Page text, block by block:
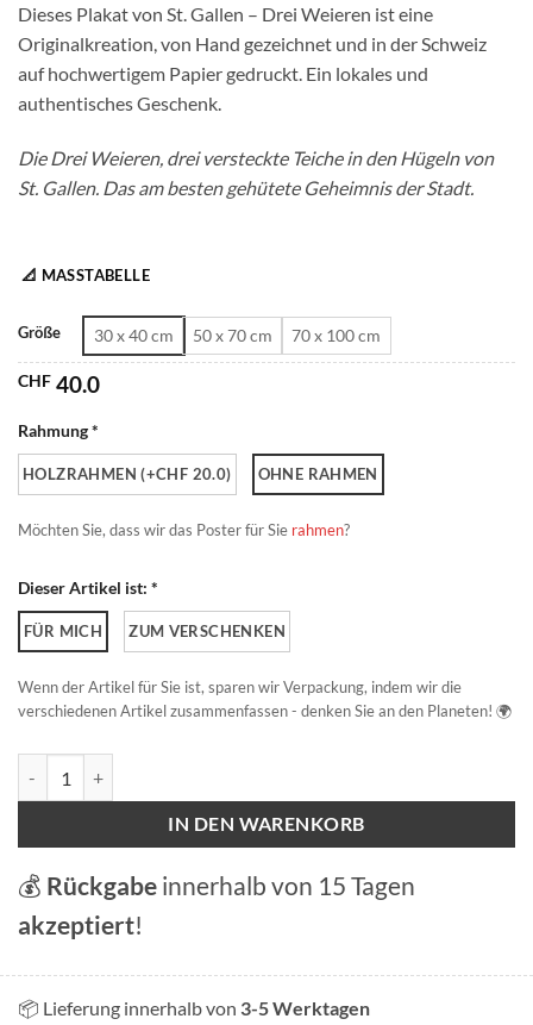
bis
CHF 180.0
Dieses Plakat von St. Gallen – Drei Weieren ist eine
Originalkreation, von Hand gezeichnet und in der Schweiz
auf hochwertigem Papier gedruckt. Ein lokales und
authentisches Geschenk.
Die Drei Weieren, drei versteckte Teiche in den Hügeln von
St. Gallen. Das am besten gehütete Geheimnis der Stadt.
📐 MASSTABELLE
Größe 30 x 40 cm 50 x 70 cm 70 x 100 cm
CHF 40.0
Rahmung *
HOLZRAHMEN (+CHF 20.0) OHNE RAHMEN
Möchten Sie, dass wir das Poster für Sie rahmen?
Dieser Artikel ist: *
FÜR MICH ZUM VERSCHENKEN
Wenn der Artikel für Sie ist, sparen wir Verpackung, indem wir die
verschiedenen Artikel zusammenfassen - denken Sie an den Planeten! 🌍
IN DEN WARENKORB
💰 Rückgabe innerhalb von 15 Tagen
akzeptiert!
📦 Lieferung innerhalb von 3-5 Werktagen